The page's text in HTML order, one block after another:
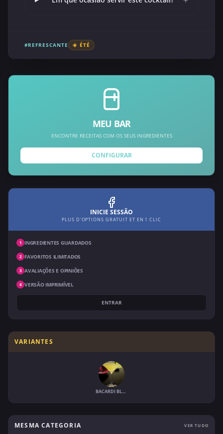
#REFRESCANTE ☀️ ÉTÉ
MEU BAR
ENCONTRE RECEITAS COM OS SEUS INGREDIENTES
CONFIGURAR
INICIE SESSÃO
PLUS D'OPTIONS GRATUIT ET EN 1 CLIC
1 INGREDIENTES GUARDADOS
2 FAVORITOS ILIMITADOS
3 AVALIAÇÕES E OPINIÕES
4 VERSÃO IMPRIMÍVEL
ENTRAR
VARIANTES
BACARDI BLOSSOM
MESMA CATEGORIA VER TUDO